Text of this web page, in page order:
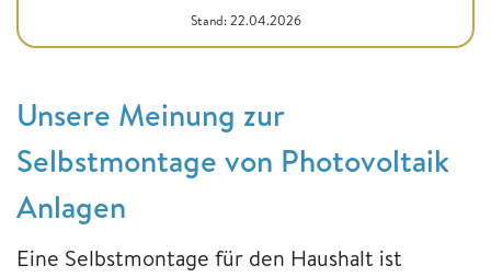
Stand: 22.04.2026
Unsere Meinung zur
Selbstmontage von Photovoltaik
Anlagen
Eine Selbstmontage für den Haushalt ist